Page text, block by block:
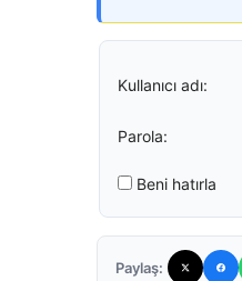
Kullanıcı adı:
Parola:
Beni hatırla
Paylaş: